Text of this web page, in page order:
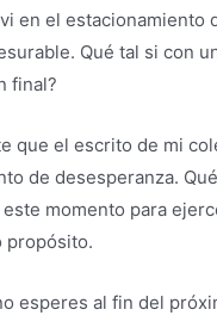
en el estacionamiento
Qué tal si con
final?
que el escrito de mi
de desesperanza.
momento para
propósito.
esperes al fin del